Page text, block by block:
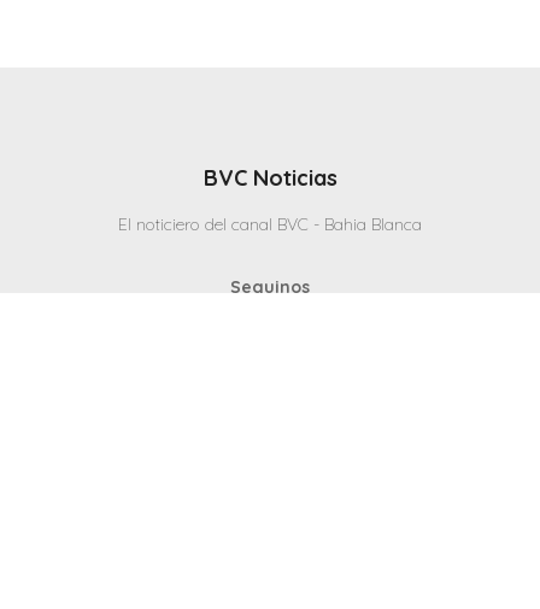
BVC Noticias
El noticiero del canal BVC - Bahia Blanca
Seguinos